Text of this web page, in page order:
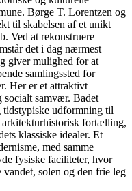
Børge T. Lorentzen og
til skabelsen af et unikt
Ved at rekonstruere
det i dag nærmest
giver mulighed for at
samlingssted for
Her er et attraktivt
socialt samvær. Badet
tidstypiske udformning til
arkitekturhistorisk fortælling,
klassiske idealer. Et
med samme
fysiske faciliteter, hvor
solen og den frie leg